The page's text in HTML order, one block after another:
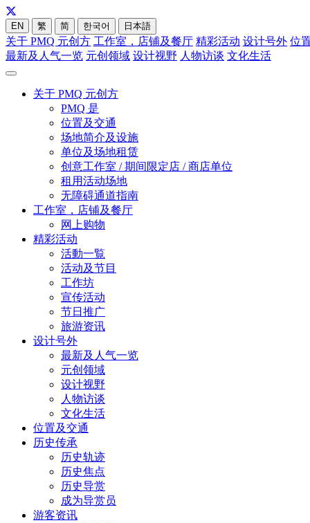
EN 繁 简 한국어 日本語
关于 PMQ 元创方 工作室，店铺及餐厅 精彩活动 设计号外 位
最新及人气一览 元创领域 设计视野 人物访谈 文化生活
关于 PMQ 元创方
PMQ 是
位置及交通
场地简介及设施
单位及场地租赁
创意工作室 / 期间限定店 / 商店单位
租用活动场地
无障碍通道指南
工作室，店铺及餐厅
网上购物
精彩活动
活動一覧
活动及节目
工作坊
宣传活动
节日推广
旅游资讯
设计号外
最新及人气一览
元创领域
设计视野
人物访谈
文化生活
位置及交通
历史传承
历史轨迹
历史焦点
历史导赏
成为导赏员
游客资讯